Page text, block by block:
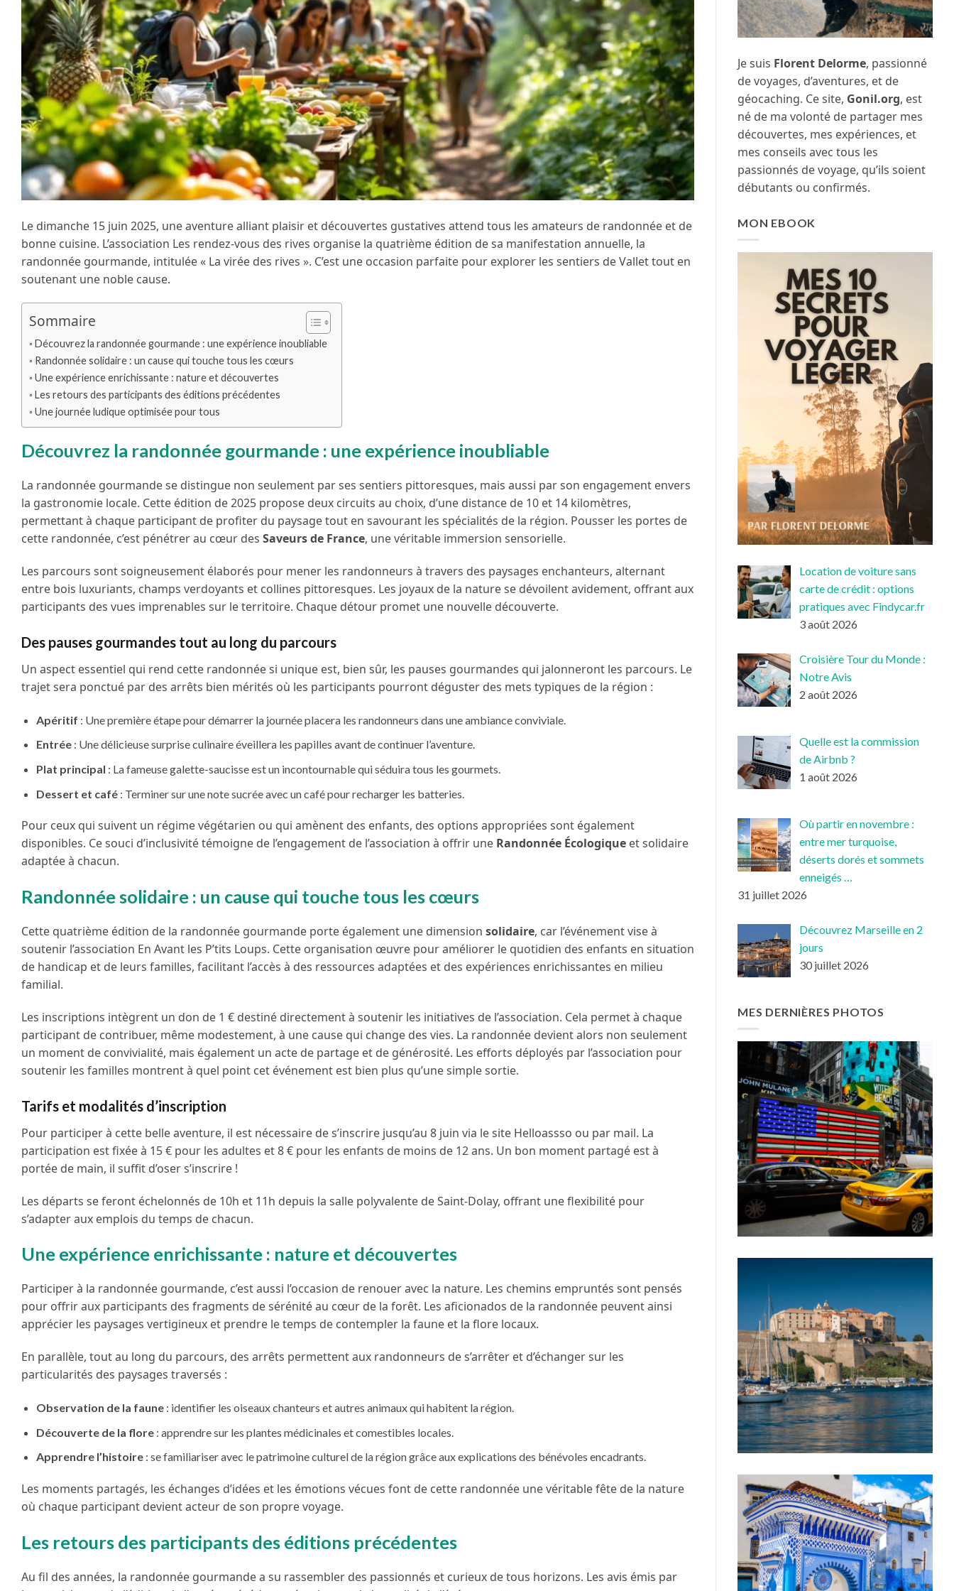
Le dimanche 15 juin 2025, une aventure alliant plaisir et découvertes gustatives attend tous les amateurs de randonnée et de
bonne cuisine. L’association Les rendez-vous des rives organise la quatrième édition de sa manifestation annuelle, la
randonnée gourmande, intitulée « La virée des rives ». C’est une occasion parfaite pour explorer les sentiers de Vallet tout en
soutenant une noble cause.
Sommaire
Découvrez la randonnée gourmande : une expérience inoubliable
Randonnée solidaire : un cause qui touche tous les cœurs
Une expérience enrichissante : nature et découvertes
Les retours des participants des éditions précédentes
Une journée ludique optimisée pour tous
Découvrez la randonnée gourmande : une expérience inoubliable
La randonnée gourmande se distingue non seulement par ses sentiers pittoresques, mais aussi par son engagement envers
la gastronomie locale. Cette édition de 2025 propose deux circuits au choix, d’une distance de 10 et 14 kilomètres,
permettant à chaque participant de profiter du paysage tout en savourant les spécialités de la région. Pousser les portes de
cette randonnée, c’est pénétrer au cœur des Saveurs de France, une véritable immersion sensorielle.
Les parcours sont soigneusement élaborés pour mener les randonneurs à travers des paysages enchanteurs, alternant
entre bois luxuriants, champs verdoyants et collines pittoresques. Les joyaux de la nature se dévoilent avidement, offrant aux
participants des vues imprenables sur le territoire. Chaque détour promet une nouvelle découverte.
Des pauses gourmandes tout au long du parcours
Un aspect essentiel qui rend cette randonnée si unique est, bien sûr, les pauses gourmandes qui jalonneront les parcours. Le
trajet sera ponctué par des arrêts bien mérités où les participants pourront déguster des mets typiques de la région :
Apéritif : Une première étape pour démarrer la journée placera les randonneurs dans une ambiance conviviale.
Entrée: Une délicieuse surprise culinaire éveillera les papilles avant de continuer l’aventure.
Plat principal : La fameuse galette-saucisse est un incontournable qui séduira tous les gourmets.
Dessert et café: Terminer sur une note sucrée avec un café pour recharger les batteries.
Pour ceux qui suivent un régime végétarien ou qui amènent des enfants, des options appropriées sont également
disponibles. Ce souci d’inclusivité témoigne de l’engagement de l’association à offrir une Randonnée Écologique et solidaire
adaptée à chacun.
Randonnée solidaire : un cause qui touche tous les cœurs
Cette quatrième édition de la randonnée gourmande porte également une dimension solidaire, car l’événement vise à
soutenir l’association En Avant les P’tits Loups. Cette organisation œuvre pour améliorer le quotidien des enfants en situation
de handicap et de leurs familles, facilitant l’accès à des ressources adaptées et des expériences enrichissantes en milieu
familial.
Les inscriptions intègrent un don de 1 € destiné directement à soutenir les initiatives de l’association. Cela permet à chaque
participant de contribuer, même modestement, à une cause qui change des vies. La randonnée devient alors non seulement
un moment de convivialité, mais également un acte de partage et de générosité. Les efforts déployés par l’association pour
soutenir les familles montrent à quel point cet événement est bien plus qu’une simple sortie.
Tarifs et modalités d’inscription
Pour participer à cette belle aventure, il est nécessaire de s’inscrire jusqu’au 8 juin via le site Helloassso ou par mail. La
participation est fixée à 15 € pour les adultes et 8 € pour les enfants de moins de 12 ans. Un bon moment partagé est à
portée de main, il suffit d’oser s’inscrire !
Les départs se feront échelonnés de 10h et 11h depuis la salle polyvalente de Saint-Dolay, offrant une flexibilité pour
s’adapter aux emplois du temps de chacun.
Une expérience enrichissante : nature et découvertes
Participer à la randonnée gourmande, c’est aussi l’occasion de renouer avec la nature. Les chemins empruntés sont pensés
pour offrir aux participants des fragments de sérénité au cœur de la forêt. Les aficionados de la randonnée peuvent ainsi
apprécier les paysages vertigineux et prendre le temps de contempler la faune et la flore locaux.
En parallèle, tout au long du parcours, des arrêts permettent aux randonneurs de s’arrêter et d’échanger sur les
particularités des paysages traversés :
Observation de la faune: identifier les oiseaux chanteurs et autres animaux qui habitent la région.
Découverte de la flore: apprendre sur les plantes médicinales et comestibles locales.
Apprendre l’histoire: se familiariser avec le patrimoine culturel de la région grâce aux explications des bénévoles encadrants.
Les moments partagés, les échanges d’idées et les émotions vécues font de cette randonnée une véritable fête de la nature
où chaque participant devient acteur de son propre voyage.
Les retours des participants des éditions précédentes
Au fil des années, la randonnée gourmande a su rassembler des passionnés et curieux de tous horizons. Les avis émis par
Je suis Florent Delorme, passionné
de voyages, d’aventures, et de
géocaching. Ce site, Gonil.org, est
né de ma volonté de partager mes
découvertes, mes expériences, et
mes conseils avec tous les
passionnés de voyage, qu’ils soient
débutants ou confirmés.
MON EBOOK
Location de voiture sans
carte de crédit : options
pratiques avec Findycar.fr
3 août 2026
Croisière Tour du Monde :
Notre Avis
2 août 2026
Quelle est la commission
de Airbnb ?
1 août 2026
Où partir en novembre :
entre mer turquoise,
déserts dorés et sommets
enneigés …
31 juillet 2026
Découvrez Marseille en 2
jours
30 juillet 2026
MES DERNIÈRES PHOTOS